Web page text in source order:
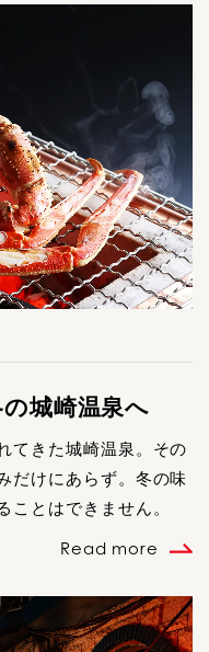
城崎温泉へ
てきた城崎温泉。その
だけにあらず。冬の味
ことはできません。
Read more